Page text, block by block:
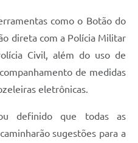
como o Botão do
direta com a Polícia Militar
Civil, além do uso de
de medidas
eletrônicas.
definido que todas as
sugestões para a